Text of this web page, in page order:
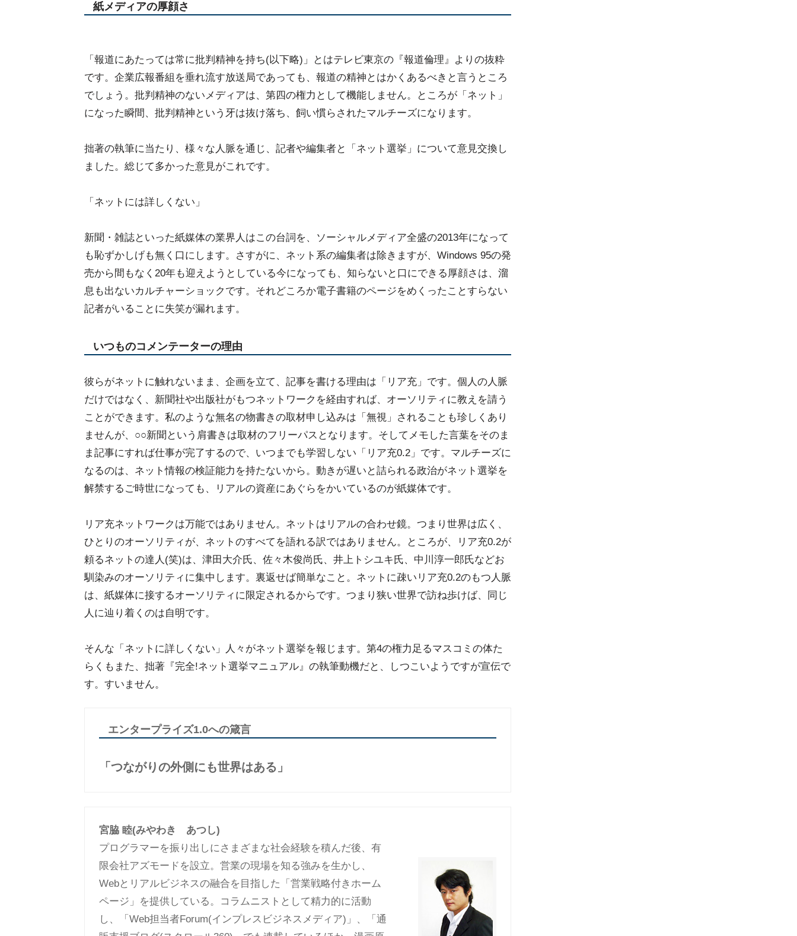
紙メディアの厚顔さ
「報道にあたっては常に批判精神を持ち(以下略)」とはテレビ東京の『報道倫理』よりの抜粋
です。企業広報番組を垂れ流す放送局であっても、報道の精神とはかくあるべきと言うところ
でしょう。批判精神のないメディアは、第四の権力として機能しません。ところが「ネット」
になった瞬間、批判精神という牙は抜け落ち、飼い慣らされたマルチーズになります。
拙著の執筆に当たり、様々な人脈を通じ、記者や編集者と「ネット選挙」について意見交換し
ました。総じて多かった意見がこれです。
「ネットには詳しくない」
新聞・雑誌といった紙媒体の業界人はこの台詞を、ソーシャルメディア全盛の2013年になって
も恥ずかしげも無く口にします。さすがに、ネット系の編集者は除きますが、Windows 95の発
売から間もなく20年も迎えようとしている今になっても、知らないと口にできる厚顔さは、溜
息も出ないカルチャーショックです。それどころか電子書籍のページをめくったことすらない
記者がいることに失笑が漏れます。
いつものコメンテーターの理由
彼らがネットに触れないまま、企画を立て、記事を書ける理由は「リア充」です。個人の人脈
だけではなく、新聞社や出版社がもつネットワークを経由すれば、オーソリティに教えを請う
ことができます。私のような無名の物書きの取材申し込みは「無視」されることも珍しくあり
ませんが、○○新聞という肩書きは取材のフリーパスとなります。そしてメモした言葉をそのま
ま記事にすれば仕事が完了するので、いつまでも学習しない「リア充0.2」です。マルチーズに
なるのは、ネット情報の検証能力を持たないから。動きが遅いと詰られる政治がネット選挙を
解禁するご時世になっても、リアルの資産にあぐらをかいているのが紙媒体です。
リア充ネットワークは万能ではありません。ネットはリアルの合わせ鏡。つまり世界は広く、
ひとりのオーソリティが、ネットのすべてを語れる訳ではありません。ところが、リア充0.2が
頼るネットの達人(笑)は、津田大介氏、佐々木俊尚氏、井上トシユキ氏、中川淳一郎氏などお
馴染みのオーソリティに集中します。裏返せば簡単なこと。ネットに疎いリア充0.2のもつ人脈
は、紙媒体に接するオーソリティに限定されるからです。つまり狭い世界で訪ね歩けば、同じ
人に辿り着くのは自明です。
そんな「ネットに詳しくない」人々がネット選挙を報じます。第4の権力足るマスコミの体た
らくもまた、拙著『完全!ネット選挙マニュアル』の執筆動機だと、しつこいようですが宣伝で
す。すいません。
エンタープライズ1.0への箴言
「つながりの外側にも世界はある」
宮脇 睦(みやわき あつし)
プログラマーを振り出しにさまざまな社会経験を積んだ後、有
限会社アズモードを設立。営業の現場を知る強みを生かし、
Webとリアルビジネスの融合を目指した「営業戦略付きホーム
ページ」を提供している。コラムニストとして精力的に活動
し、「Web担当者Forum(インプレスビジネスメディア)」、「通